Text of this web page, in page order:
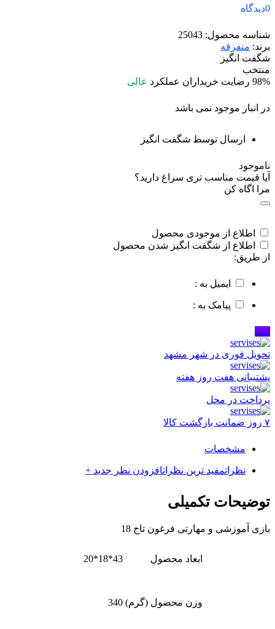
0دیدگاه
شناسه محصول: 25043
برند: متفرقه
شگفت انگیز
منتخب
98% رضایت خریداران عملکرد عالی
در انبار موجود نمی باشد
ارسال توسط شگفت انگیز
ناموجود
آیا قیمت مناسب تری سراغ دارید؟
مرا اگاه کن
اطلاع از موجودی محصول
اطلاع از شگفت انگیز شدن محصول
از طریق:
ایمیل به :
پیامک به :
ثبت
تحویل فوری در شهر مشهد
پشتیبانی هفت روز هفته
پرداخت در محل
۷ روز ضمانت بازگشت کالا
مشخصات
نظراتمفید ترین نظراتافزودن نظر جدید +
توضیحات تکمیلی
بازی آموزشی و مهارتی فرغون تاج 18
ابعاد محصول 43*18*20
وزن محصول (گرم) 340